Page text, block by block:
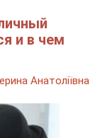
и в чем
Анатоліївна